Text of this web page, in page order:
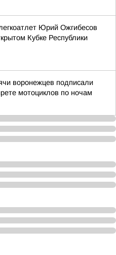
Юрий Ожгибесов
Кубке Республики
воронежцев подписали
мотоциклов по ночам